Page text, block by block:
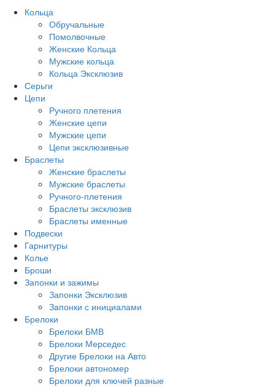
Кольца
Обручальные
Помолвочные
Женские Кольца
Мужские кольца
Кольца Эксклюзив
Серьги
Цепи
Ручного плетения
Женские цепи
Мужские цепи
Цепи эксклюзивные
Браслеты
Женские браслеты
Мужские браслеты
Ручного-плетения
Браслеты эксклюзив
Браслеты именные
Подвески
Гарнитуры
Колье
Броши
Запонки и зажимы
Запонки Эксклюзив
Запонки с инициалами
Брелоки
Брелоки БМВ
Брелоки Мерседес
Другие Брелоки на Авто
Брелоки автономер
Брелоки для ключей разные